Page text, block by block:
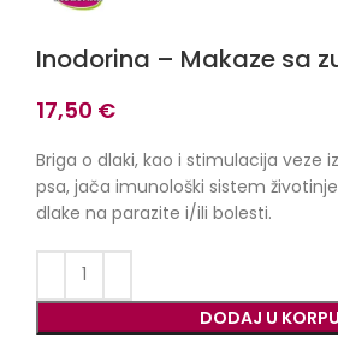
Inodorina – Makaze sa
17,50 €
Briga o dlaki, kao i stimulacija veze
psa, jača imunološki sistem
dlake na parazite i/ili bolesti.
DODAJ U KORPU